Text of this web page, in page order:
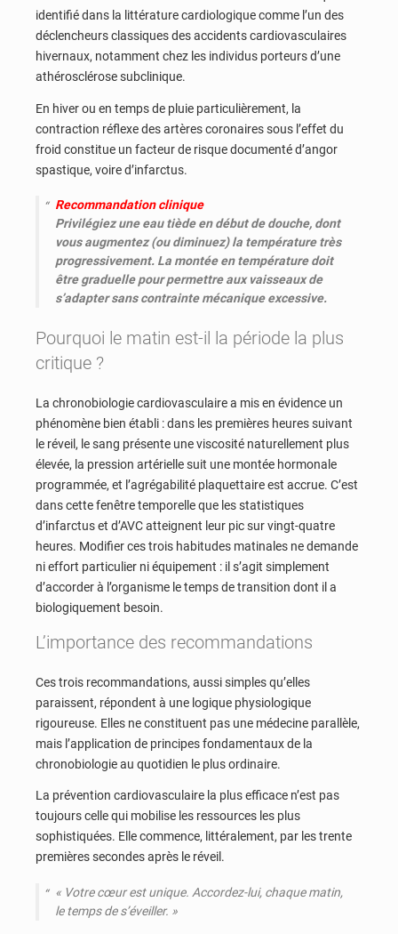
identifié dans la littérature cardiologique comme l’un des
déclencheurs classiques des accidents cardiovasculaires
hivernaux, notamment chez les individus porteurs d’une
athérosclérose subclinique.
En hiver ou en temps de pluie particulièrement, la
contraction réflexe des artères coronaires sous l’effet du
froid constitue un facteur de risque documenté d’angor
spastique, voire d’infarctus.
Recommandation clinique
Privilégiez une eau tiède en début de douche, dont
vous augmentez (ou diminuez) la température très
progressivement. La montée en température doit
être graduelle pour permettre aux vaisseaux de
s’adapter sans contrainte mécanique excessive.
Pourquoi le matin est-il la période la plus
critique ?
La chronobiologie cardiovasculaire a mis en évidence un
phénomène bien établi : dans les premières heures suivant
le réveil, le sang présente une viscosité naturellement plus
élevée, la pression artérielle suit une montée hormonale
programmée, et l’agrégabilité plaquettaire est accrue. C’est
dans cette fenêtre temporelle que les statistiques
d’infarctus et d’AVC atteignent leur pic sur vingt-quatre
heures. Modifier ces trois habitudes matinales ne demande
ni effort particulier ni équipement : il s’agit simplement
d’accorder à l’organisme le temps de transition dont il a
biologiquement besoin.
L’importance des recommandations
Ces trois recommandations, aussi simples qu’elles
paraissent, répondent à une logique physiologique
rigoureuse. Elles ne constituent pas une médecine parallèle,
mais l’application de principes fondamentaux de la
chronobiologie au quotidien le plus ordinaire.
La prévention cardiovasculaire la plus efficace n’est pas
toujours celle qui mobilise les ressources les plus
sophistiquées. Elle commence, littéralement, par les trente
premières secondes après le réveil.
« Votre cœur est unique. Accordez-lui, chaque matin,
le temps de s’éveiller. »